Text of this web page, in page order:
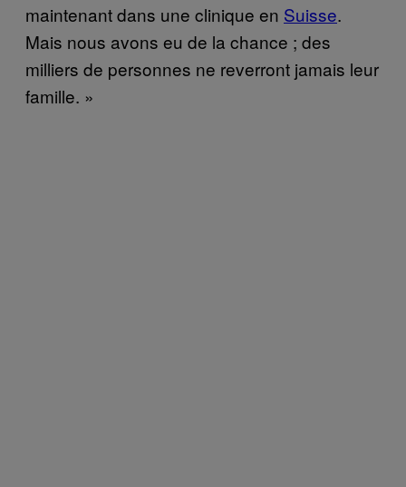
maintenant dans une clinique en Suisse.
Mais nous avons eu de la chance ; des
milliers de personnes ne reverront jamais leur
famille. »